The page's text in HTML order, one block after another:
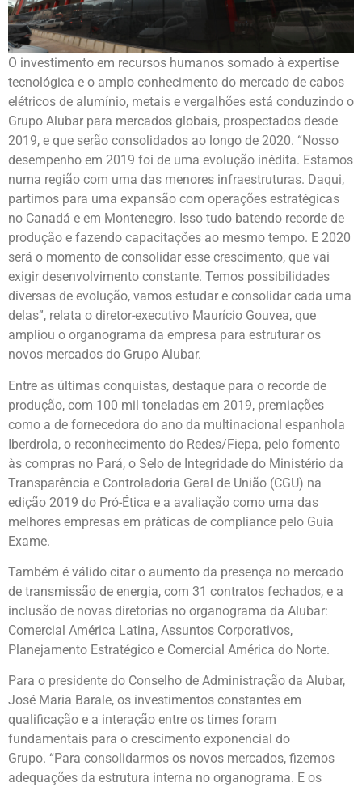
O investimento em recursos humanos somado à expertise
tecnológica e o amplo conhecimento do mercado de cabos
elétricos de alumínio, metais e vergalhões está conduzindo o
Grupo Alubar para mercados globais, prospectados desde
2019, e que serão consolidados ao longo de 2020. “Nosso
desempenho em 2019 foi de uma evolução inédita. Estamos
numa região com uma das menores infraestruturas. Daqui,
partimos para uma expansão com operações estratégicas
no Canadá e em Montenegro. Isso tudo batendo recorde de
produção e fazendo capacitações ao mesmo tempo. E 2020
será o momento de consolidar esse crescimento, que vai
exigir desenvolvimento constante. Temos possibilidades
diversas de evolução, vamos estudar e consolidar cada uma
delas”, relata o diretor-executivo Maurício Gouvea, que
ampliou o organograma da empresa para estruturar os
novos mercados do Grupo Alubar.
Entre as últimas conquistas, destaque para o recorde de
produção, com 100 mil toneladas em 2019, premiações
como a de fornecedora do ano da multinacional espanhola
Iberdrola, o reconhecimento do Redes/Fiepa, pelo fomento
às compras no Pará, o Selo de Integridade do Ministério da
Transparência e Controladoria Geral de União (CGU) na
edição 2019 do Pró-Ética e a avaliação como uma das
melhores empresas em práticas de compliance pelo Guia
Exame.
Também é válido citar o aumento da presença no mercado
de transmissão de energia, com 31 contratos fechados, e a
inclusão de novas diretorias no organograma da Alubar:
Comercial América Latina, Assuntos Corporativos,
Planejamento Estratégico e Comercial América do Norte.
Para o presidente do Conselho de Administração da Alubar,
José Maria Barale, os investimentos constantes em
qualificação e a interação entre os times foram
fundamentais para o crescimento exponencial do
Grupo. “Para consolidarmos os novos mercados, fizemos
adequações da estrutura interna no organograma. E os